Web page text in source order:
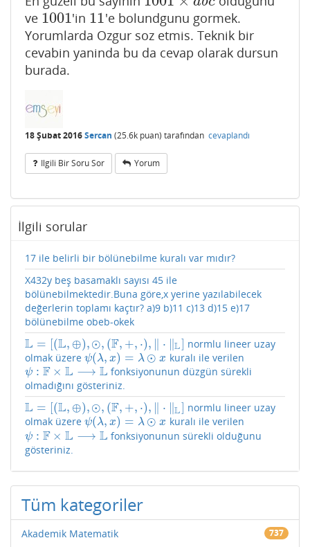
ve 1001
1001 'in 11
11'e bolundgunu gormek.
Yorumlarda Ozgur soz etmis. Teknik bir
cevabin yaninda bu da cevap olarak dursun
burada.
18 Şubat 2016Sercan (25.6k puan) tarafından cevaplandı
Ilgili Bir Soru Sor Yorum
İlgili sorular
17 ile belirli bir bölünebilme kuralı var mıdır?
X432y beş basamaklı sayısı 45 ile
bölünebilmektedir.Buna göre,x yerine yazılabilecek
değerlerin toplamı kaçtır? a)9 b)11 c)13 d)15 e)17
bölünebilme obeb-okek
L = [(L, ⊕),⊙, (F, +, ⋅), ∥ ⋅ ∥L]
L= [(L ⊕),⊙ (F,+, ),‖⋅ ‖L]
normlu lineer uzay
olmak üzere ψ(λ, x) = λ ⊙ x
ψ(λ,x =λ ⊙x kuralı ile verilen
ψ : F × L ⟶ L
ψ F ×L ⟶ L
fonksiyonunun düzgün sürekli
olmadığını gösteriniz.
L = [(L, ⊕),⊙, (F, +, ⋅), ⋅ ∥L]
L= [(L ⊕),⊙ (F,+, ),‖⋅ ‖L]
normlu lineer uzay
olmak üzere ψ(λ, x) = λ ⊙ x
ψ(λ,x =λ ⊙x kuralı ile verilen
ψ : F × L ⟶ L
ψ F ×L ⟶ L
fonksiyonunun sürekli olduğunu
gösteriniz.
Tüm kategoriler
Akademik Matematik 737